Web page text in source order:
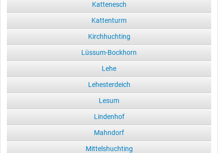
Kattenesch
Kattenturm
Kirchhuchting
Lüssum-Bockhorn
Lehe
Lehesterdeich
Lesum
Lindenhof
Mahndorf
Mittelshuchting